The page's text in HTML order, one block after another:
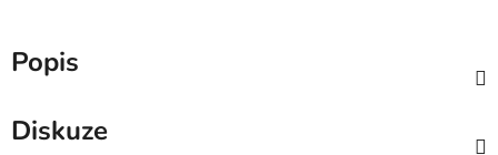
Popis
Diskuze